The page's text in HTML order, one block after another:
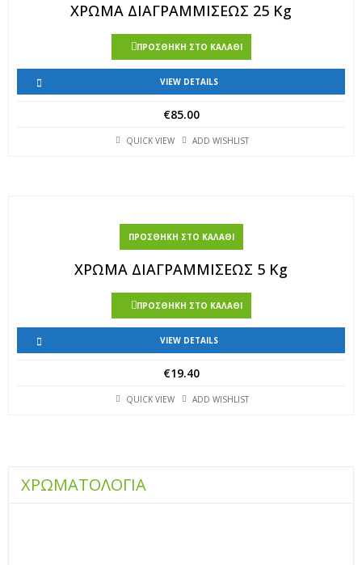
ΧΡΩΜΑ ΔΙΑΓΡΑΜΜΙΣΕΩΣ 25 Kg
ΠΡΟΣΘΉΚΗ ΣΤΟ ΚΑΛΆΘΙ
VIEW DETAILS
€85.00
QUICK VIEW ADD WISHLIST
ΠΡΟΣΘΉΚΗ ΣΤΟ ΚΑΛΆΘΙ
ΧΡΩΜΑ ΔΙΑΓΡΑΜΜΙΣΕΩΣ 5 Kg
ΠΡΟΣΘΉΚΗ ΣΤΟ ΚΑΛΆΘΙ
VIEW DETAILS
€19.40
QUICK VIEW ADD WISHLIST
ΧΡΩΜΑΤΟΛΟΓΙΑ